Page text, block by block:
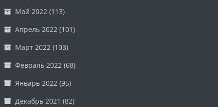
Май 2022 (113)
Апрель 2022 (101)
Март 2022 (103)
Февраль 2022 (68)
Январь 2022 (95)
Декабрь 2021 (82)